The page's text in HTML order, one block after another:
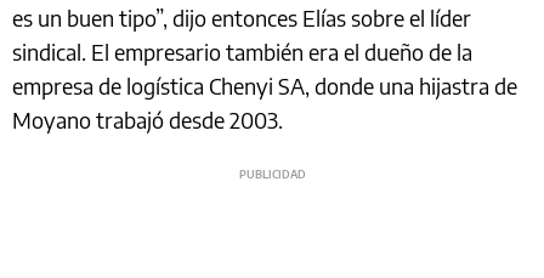
es un buen tipo”, dijo entonces Elías sobre el líder
sindical. El empresario también era el dueño de la
empresa de logística Chenyi SA, donde una hijastra de
Moyano trabajó desde 2003.